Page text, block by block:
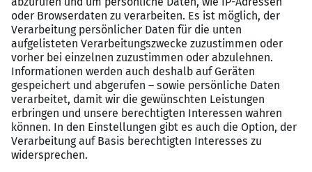
Kernkompetenz:Fundierte Berufserfahrung in der
Administration komplexer Microsoft-Serverlandschaften
im Enterprise-Umfeld, inklusive DNS, Active Directory
und PKI
Cloud-Know-how:Praktische Erfahrung in der
Verwaltung von Cloud- und Hybrid-Umgebungen,
insbesondere mit Azure und Entra ID